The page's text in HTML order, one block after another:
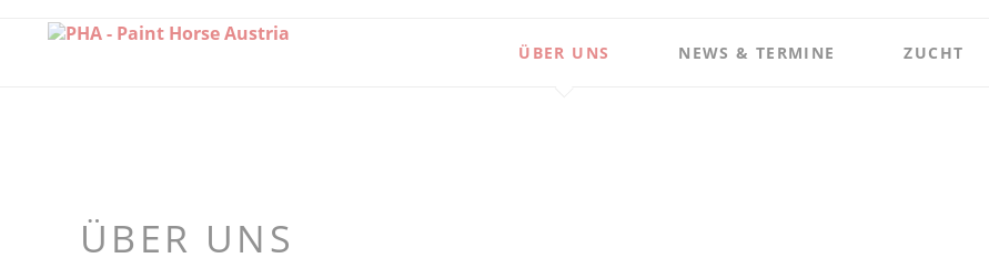
ÜBER UNS NEWS & TERMINE ZUCHT
ÜBER UNS